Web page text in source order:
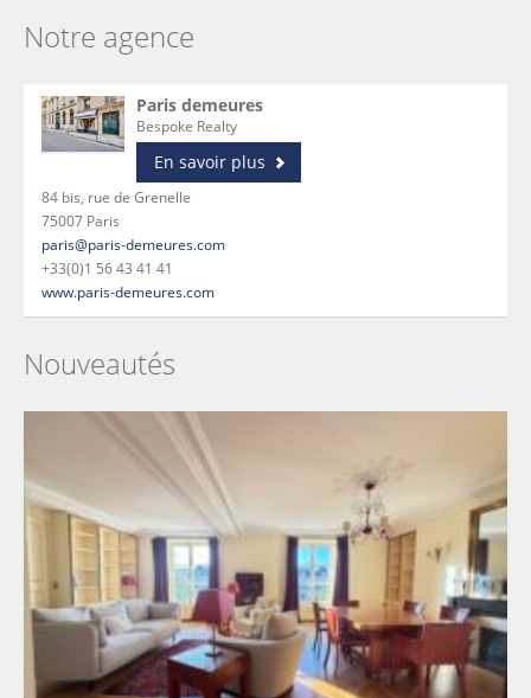
Notre agence
Paris demeures
Bespoke Realty
En savoir plus
84 bis, rue de Grenelle
75007 Paris
paris@paris-demeures.com
+33(0)1 56 43 41 41
www.paris-demeures.com
Nouveautés